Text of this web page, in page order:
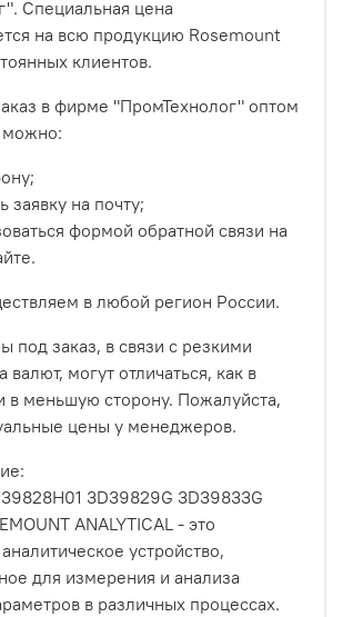
Специальная цена
на всю продукцию Rosemount
клиентов.
в фирме "ПромТехнолог" оптом
можно:
заявку на почту;
формой обратной связи на
в любой регион России.
под заказ, в связи с резкими
валют, могут отличаться, как в
в меньшую сторону. Пожалуйста,
цены у менеджеров.
3D39829G 3D39833G
ANALYTICAL - это
устройство,
для измерения и анализа
в различных процессах.